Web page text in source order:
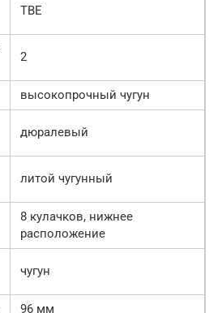
ТВЕ
2
высокопрочный чугун
дюралевый
литой чугунный
8 кулачков, нижнее
расположение
чугун
96 мм